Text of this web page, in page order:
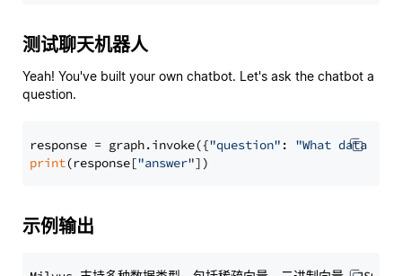
测试聊天机器人
Yeah! You've built your own chatbot. Let's ask the chatbot a
question.
response = graph.invoke({"question" : "What data
print(response["answer"
示例输出